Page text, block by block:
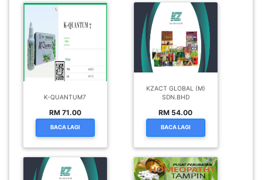
K-QUANTUM7
RM 71.00
BACA LAGI
KZACT GLOBAL (M)
SDN.BHD
RM 54.00
BACA LAGI